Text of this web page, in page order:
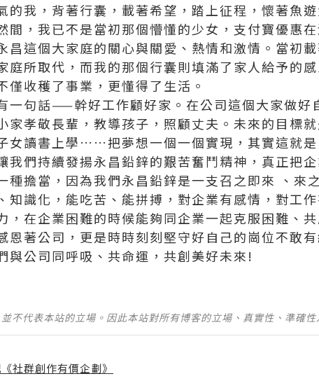
的我，背著行囊，載著希望，踏上征程，懷著魚
間，我已不是當初那個懵懂的少女， 支付寶優惠
昌這個大家庭的關心與關愛、熱情和激情。當初
庭所取代，而我的那個行囊則填滿了家人給予的
僅收穫了事業，更懂得了生活。
一句話——幹好工作顧好家。在公司這個大家做好
家孝敬長輩，教導孩子，照顧丈夫。未來的目標
女讀書上學……把夢想一個一個實現，其實這就
我們持續發揚永昌鉛鋅的艱苦奮鬥精神，真正把
種擔當，因為我們永昌鉛鋅是一支召之即來 、來
知識化，能吃苦、能拼搏，對企業有感情，對工
，在企業困難的時候能夠同企業一起克服困難、
恩著公司，更是時時刻刻堅守好自己的崗位不敢
與公司同呼吸、共命運，共創美好未來!
不代表本站的立場。因此本站對所有博客的立場、真實性、準確
社群創作有價企劃》